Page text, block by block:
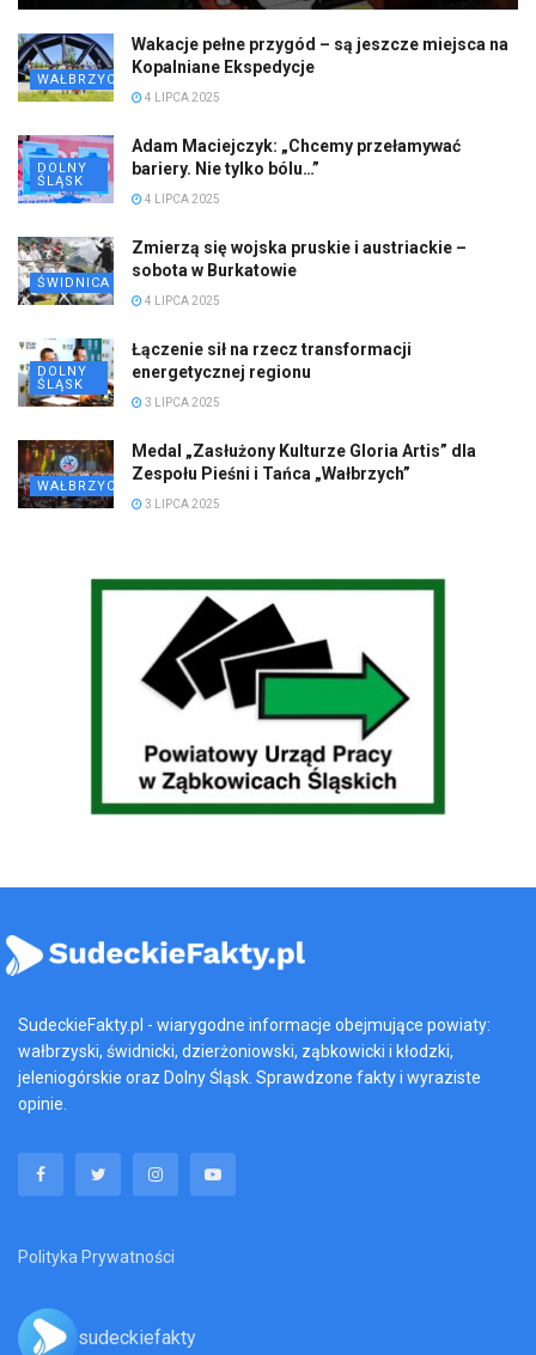
WAŁBRZYCH
Wakacje pełne przygód – są jeszcze miejsca na
Kopalniane Ekspedycje
4 LIPCA 2025
DOLNY
ŚLĄSK
Adam Maciejczyk: „Chcemy przełamywać
bariery. Nie tylko bólu…”
4 LIPCA 2025
ŚWIDNICA
Zmierzą się wojska pruskie i austriackie –
sobota w Burkatowie
4 LIPCA 2025
DOLNY
ŚLĄSK
Łączenie sił na rzecz transformacji
energetycznej regionu
3 LIPCA 2025
WAŁBRZYCH
Medal „Zasłużony Kulturze Gloria Artis” dla
Zespołu Pieśni i Tańca „Wałbrzych”
3 LIPCA 2025
SudeckieFakty.pl - wiarygodne informacje obejmujące powiaty:
wałbrzyski, świdnicki, dzierżoniowski, ząbkowicki i kłodzki,
jeleniogórskie oraz Dolny Śląsk. Sprawdzone fakty i wyraziste
opinie.
Polityka Prywatności
sudeckiefakty